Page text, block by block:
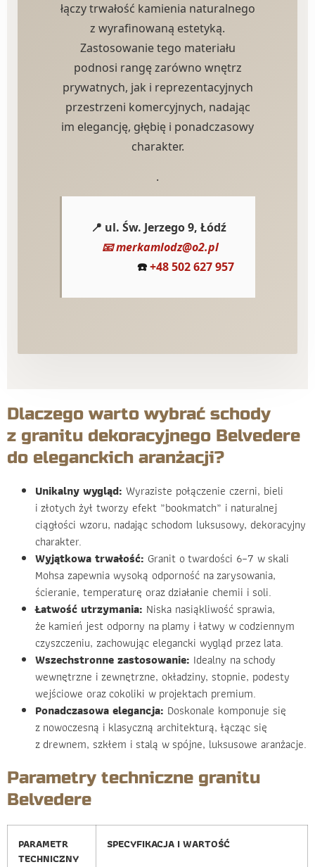
łączy trwałość kamienia naturalnego
z wyrafinowaną estetyką.
Zastosowanie tego materiału
podnosi rangę zarówno wnętrz
prywatnych, jak i reprezentacyjnych
przestrzeni komercyjnych, nadając
im elegancję, głębię i ponadczasowy
charakter.
.
📍 ul. Św. Jerzego 9, Łódź
📧 merkamlodz@o2.pl
☎️+48 502 627 957
Dlaczego warto wybrać schody
z granitu dekoracyjnego Belvedere
do eleganckich aranżacji?
Unikalny wygląd: Wyraziste połączenie czerni, bieli
i złotych żył tworzy efekt „bookmatch” i naturalnej
ciągłości wzoru, nadając schodom luksusowy, dekoracyjny
charakter.
Wyjątkowa trwałość: Granit o twardości 6–7 w skali
Mohsa zapewnia wysoką odporność na zarysowania,
ścieranie, temperaturę oraz działanie chemii i soli.
Łatwość utrzymania: Niska nasiąkliwość sprawia,
że kamień jest odporny na plamy i łatwy w codziennym
czyszczeniu, zachowując elegancki wygląd przez lata.
Wszechstronne zastosowanie: Idealny na schody
wewnętrzne i zewnętrzne, okładziny, stopnie, podesty
wejściowe oraz cokoliki w projektach premium.
Ponadczasowa elegancja: Doskonale komponuje się
z nowoczesną i klasyczną architekturą, łącząc się
z drewnem, szkłem i stalą w spójne, luksusowe aranżacje.
Parametry techniczne granitu
Belvedere
PARAMETR
TECHNICZNY
SPECYFIKACJA I WARTOŚĆ